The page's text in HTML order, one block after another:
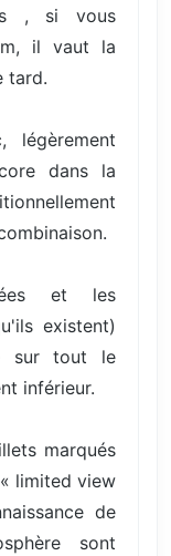
, si vous
il vaut la
tard.
légèrement
dans la
et les
existent)
sur tout le
inférieur.
marqués
limited view
de
sont